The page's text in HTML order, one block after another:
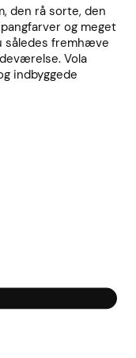
den rå sorte, den
og meget
således fremhæve
Vola
indbyggede